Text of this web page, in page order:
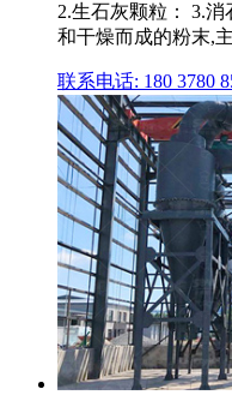
2.生石灰颗粒： 3.
和干燥而成的粉末,
联系电话: 180 3780